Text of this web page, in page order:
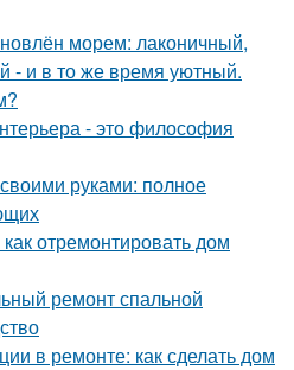
морем: лаконичный,
- и в то же время уютный.
- это философия
руками: полное
отремонтировать дом
ремонт спальной
в ремонте: как сделать дом